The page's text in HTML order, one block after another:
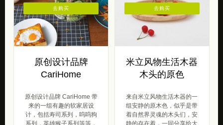
原创设计品牌
CariHome
原创设计品牌 CariHome 带
来的一组有趣的软家居设
计，包括寿司系列，呜呜狗
系列，英雄猴子系列等等，
去购买
米立风物生活木器
木头的原色
来自米立风物生活木器的一
组安静的原木色，似乎是带
着自然界灵魂的木头们，安
静的存在着，一同分享给大
去购买